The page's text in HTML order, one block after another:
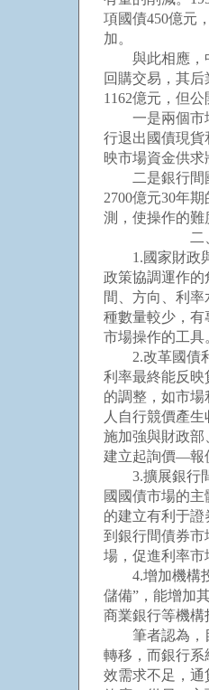
項國債450億元
加。
與此相應，中
回購交易，其
1162億元，但
一是兩個市場
行退出國債現貨
映市場資金供求
二是銀行間國
2700億元30年
測，使操作的難
二、完善
1.國家財政與
政策協調運作
間、方向、利
種數量較少，有
市場操作的工具
2.改革國債利
利率最終能反
的調整，如市
人自行競價產
施加強與財政
建立起詢價—報
3.擴展銀行間
國國債市場的
的建立有利于
到銀行間債券
場，促進利率市
4.增加機構投
儲備”，能增加
商業銀行等機構
筆者認為，目
轉移，而銀行
效需求不足，